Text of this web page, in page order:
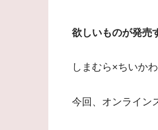
欲しいものが発売
しまむら×ちいか
今回、オンライン